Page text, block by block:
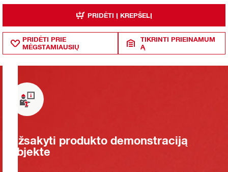
PRIDĖTI Į KREPŠELĮ
PRIDĖTI PRIE
MĖGSTAMIAUSIŲ
TIKRINTI PRIEINAMUM
Ą
Užsakyti produkto demonstraciją
objekte